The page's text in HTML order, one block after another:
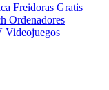
Freidoras Gratis
Ordenadores
Videojuegos